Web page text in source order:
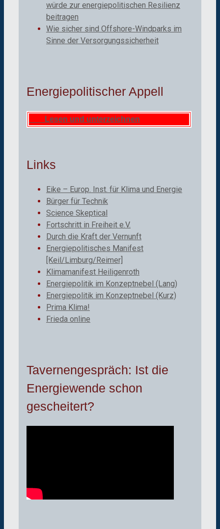
würde zur energiepolitischen Resilienz
beitragen
Wie sicher sind Offshore-Windparks im
Sinne der Versorgungssicherheit
Energiepolitischer Appell
Lesen und unterzeichnen
Links
Eike – Europ. Inst. für Klima und Energie
Bürger für Technik
Science Skeptical
Fortschritt in Freiheit e.V.
Durch die Kraft der Vernunft
Energiepolitisches Manifest
[Keil/Limburg/Reimer]
Klimamanifest Heiligenroth
Energiepolitik im Konzeptnebel (Lang)
Energiepolitik im Konzeptnebel (Kurz)
Prima Klima!
Frieda online
Tavernengespräch: Ist die
Energiewende schon
gescheitert?